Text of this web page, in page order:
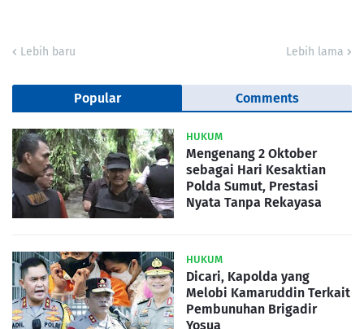
Lebih baru Lebih lama
Popular Comments
HUKUM
Mengenang 2 Oktober
sebagai Hari Kesaktian
Polda Sumut, Prestasi
Nyata Tanpa Rekayasa
HUKUM
Dicari, Kapolda yang
Melobi Kamaruddin Terkait
Pembunuhan Brigadir
Yosua